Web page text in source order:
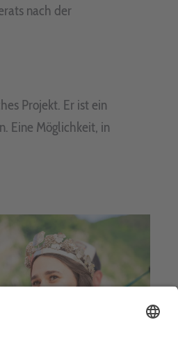
nach der
Projekt. Er ist ein
Eine Möglichkeit, in